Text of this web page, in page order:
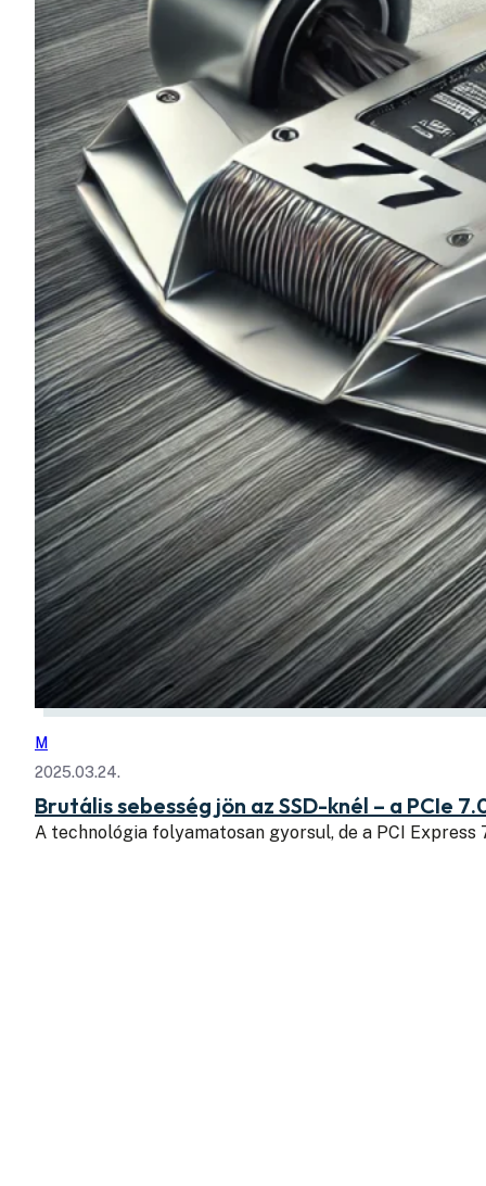
M
2025.03.24.
Brutális sebesség jön az SSD-knél – a PCIe
A technológia folyamatosan gyorsul, de a PCI Express